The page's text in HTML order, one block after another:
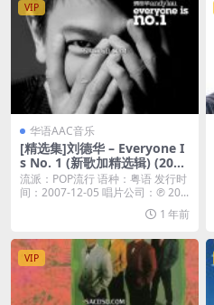
VIP
华语AAC音乐
[精选集]刘德华 – Everyone I
s No. 1 (新歌加精选辑) (200
7) [iTunes Plus M4A]
流派：POP流行 语种：粤语 发行时
间：2007-12-05 唱片公司：℗ 20...
1 年前
VIP